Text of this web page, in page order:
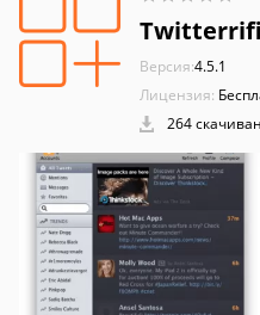
Версия:4.5.1
Лицензия:
264